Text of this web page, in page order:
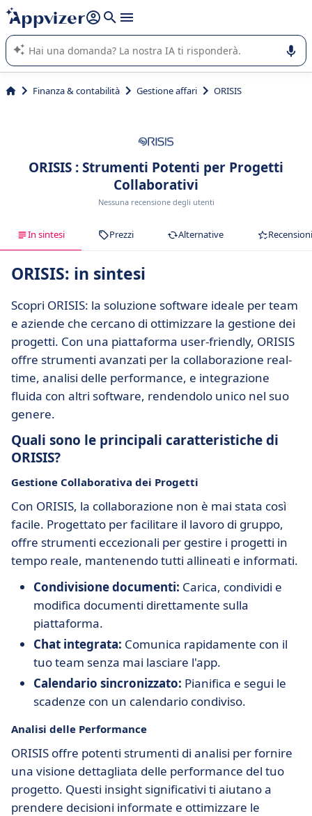
righe con
shift + enter
L'IA di Appvizer vi guida nell'utilizzo o nella scelta di un
software SaaS per la vostra azienda.
Finanza & contabilità Gestione affari ORISIS
ORISIS : Strumenti Potenti per Progetti
Collaborativi
Nessuna recensione degli utenti
In sintesi Prezzi Alternative Recensioni
ORISIS: in sintesi
Scopri ORISIS: la soluzione software ideale per team
e aziende che cercano di ottimizzare la gestione dei
progetti. Con una piattaforma user-friendly, ORISIS
offre strumenti avanzati per la collaborazione real-
time, analisi delle performance, e integrazione
fluida con altri software, rendendolo unico nel suo
genere.
Quali sono le principali caratteristiche di
ORISIS?
Gestione Collaborativa dei Progetti
Con ORISIS, la collaborazione non è mai stata così
facile. Progettato per facilitare il lavoro di gruppo,
offre strumenti eccezionali per gestire i progetti in
tempo reale, mantenendo tutti allineati e informati.
Condivisione documenti: Carica, condividi e
modifica documenti direttamente sulla
piattaforma.
Chat integrata: Comunica rapidamente con il
tuo team senza mai lasciare l'app.
Calendario sincronizzato: Pianifica e segui le
scadenze con un calendario condiviso.
Analisi delle Performance
ORISIS offre potenti strumenti di analisi per fornire
una visione dettagliata delle performance del tuo
progetto. Questi insight significativi ti aiutano a
prendere decisioni informate e ottimizzare le